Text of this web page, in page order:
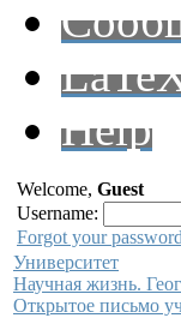
Help
Welcome, Guest
Username:
Forgot your
Университет
Научная жизнь.
Открытое письмо